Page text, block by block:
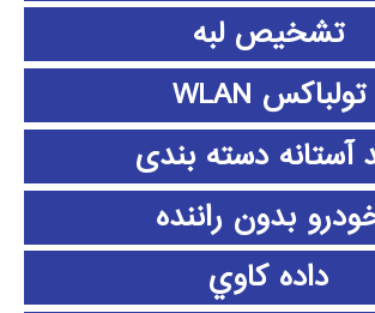
تشخیص لبه
تولباکس WLAN
آستانه دسته بندی
بدون راننده
داده كاوي